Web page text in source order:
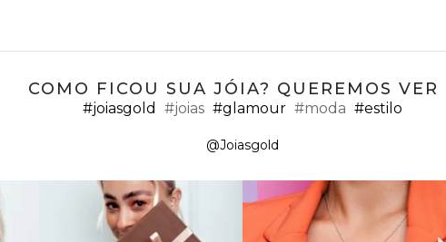
COMO FICOU SUA JÓIA? QUEREMOS VER
#joiasgold #joias #glamour #moda #estilo
@Joiasgold